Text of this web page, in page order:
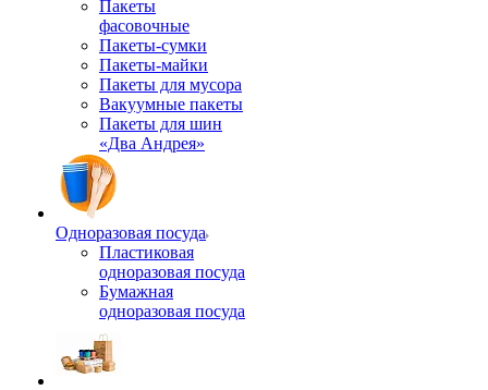
Пакеты
фасовочные
Пакеты-сумки
Пакеты-майки
Пакеты для мусора
Вакуумные пакеты
Пакеты для шин
«Два Андрея»
Одноразовая посуда
Пластиковая
одноразовая посуда
Бумажная
одноразовая посуда